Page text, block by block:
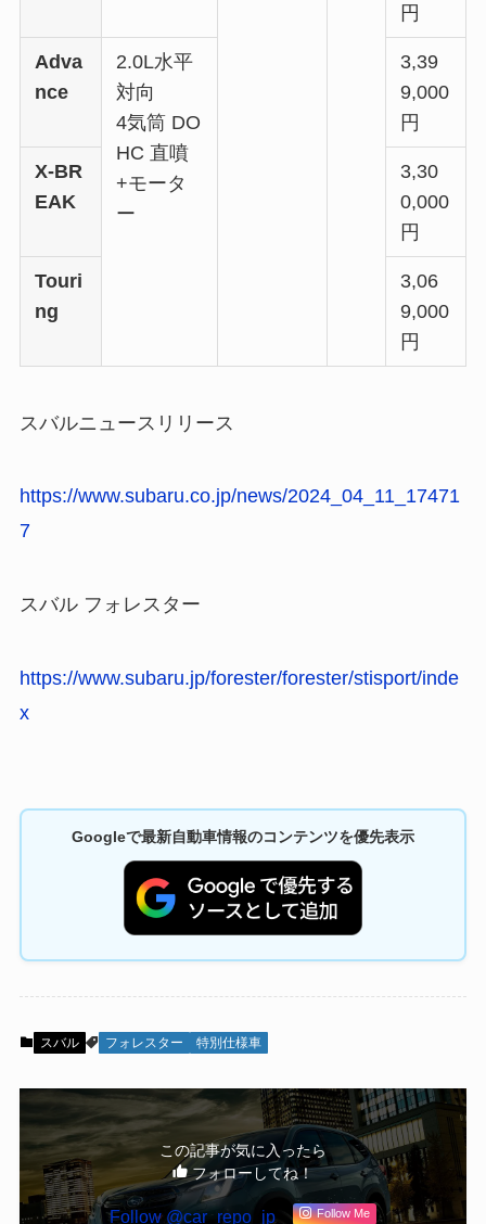
円
Adva
nce
2.0L水平
対向
4気筒 DO
HC 直噴
+モータ
ー
3,39
9,000
円
X-BR
EAK
3,30
0,000
円
Touri
ng
3,06
9,000
円
スバルニュースリリース
https://www.subaru.co.jp/news/2024_04_11_17471
7
スバル フォレスター
https://www.subaru.jp/forester/forester/stisport/inde
x
Googleで最新自動車情報のコンテンツを優先表示
スバル フォレスター 特別仕様車
この記事が気に入ったら
フォローしてね！
Follow @car_repo_jp Follow Me